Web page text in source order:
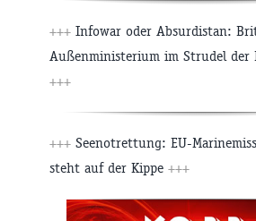
+++ Infowar oder Absurdistan:
Außenministerium im Strudel der
+++
+++ Seenotrettung: EU-
steht auf der Kippe +++